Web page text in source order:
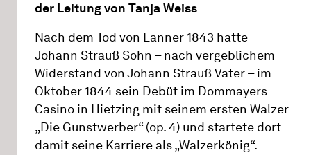
der Leitung von Tanja Weiss
Nach dem Tod von Lanner 1843 hatte
Johann Strauß Sohn – nach vergeblichem
Widerstand von Johann Strauß Vater – im
Oktober 1844 sein Debüt im Dommayers
Casino in Hietzing mit seinem ersten Walzer
„Die Gunstwerber“ (op. 4) und startete dort
damit seine Karriere als „Walzerkönig“.